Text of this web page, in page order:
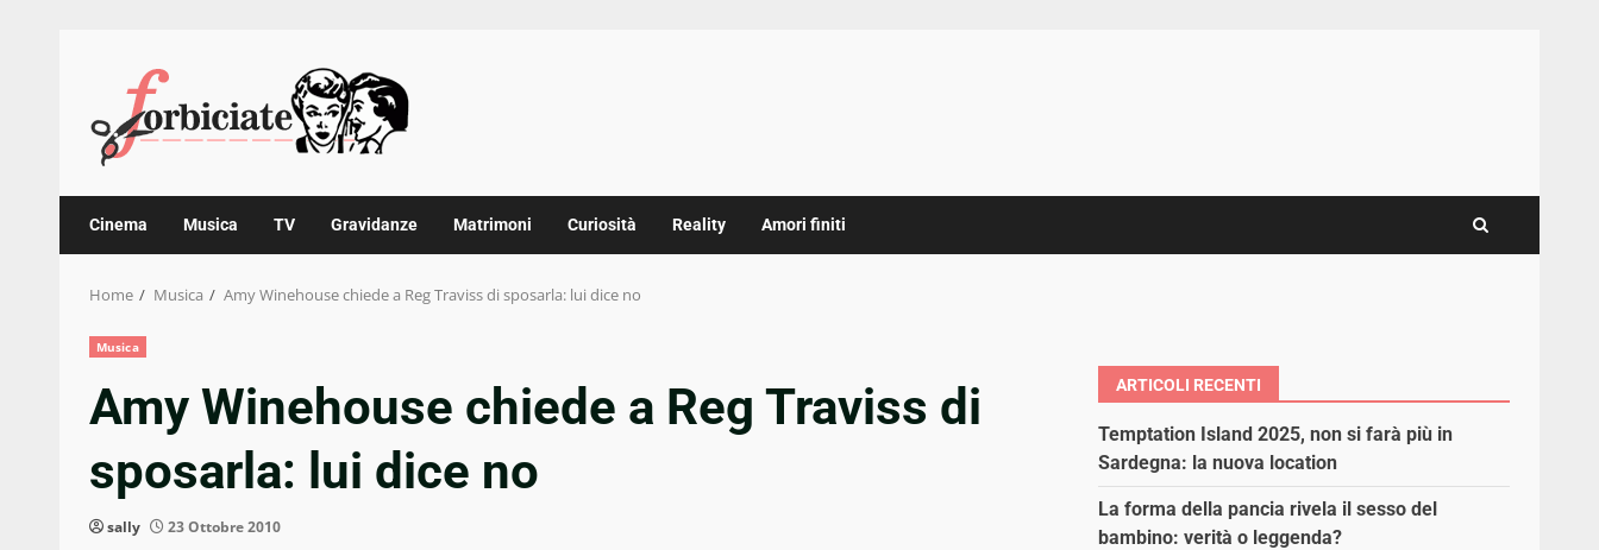
content
Cinema Musica TV Gravidanze Matrimoni Curiosità Reality Amori finiti
Home Musica Amy Winehouse chiede a Reg Traviss di sposarla: lui dice no
Musica
Amy Winehouse chiede a Reg Traviss di
sposarla: lui dice no
sally 23 Ottobre 2010
ARTICOLI RECENTI
Temptation Island 2025, non si farà più in
Sardegna: la nuova location
La forma della pancia rivela il sesso del
bambino: verità o leggenda?